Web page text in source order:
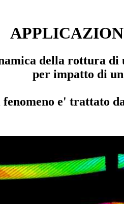
della rottura di
per impatto di
e' trattato